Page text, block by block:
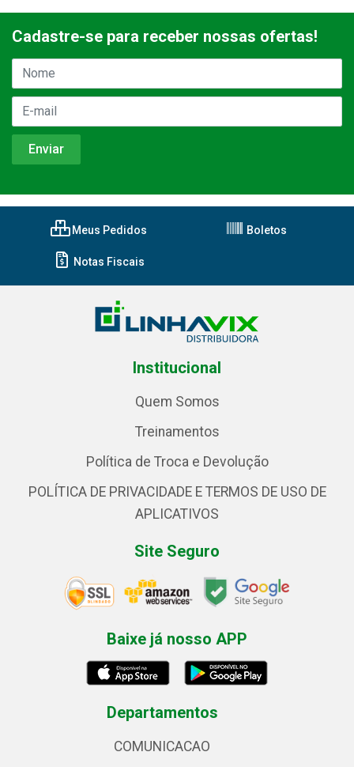
Cadastre-se para receber nossas ofertas!
Meus Pedidos Boletos
Notas Fiscais
Institucional
Quem Somos
Treinamentos
Política de Troca e Devolução
POLÍTICA DE PRIVACIDADE E TERMOS DE USO DE
APLICATIVOS
Site Seguro
Baixe já nosso APP
Departamentos
COMUNICACAO